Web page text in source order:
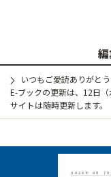
いつもご愛読ありがとう
E-ブックの更新は、12日
サイトは随時更新します。